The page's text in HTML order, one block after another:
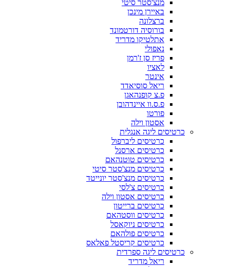
מנצ'סטר סיטי
באיירן מינכן
ברצלונה
בורוסיה דורטמונד
אתלטיקו מדריד
נאפולי
פריז סן ז'רמן
לאציו
אינטר
ריאל סוסיאדד
פ.צ קופנהאגן
פ.ס.וו איינדהובן
פורטו
אסטון וילה
כרטיסים ליגה אנגלית
כרטיסים ליברפול
כרטיסים ארסנל
כרטיסים טוטנהאם
כרטיסים מנצ'סטר סיטי
כרטיסים מנצ'סטר יונייטד
כרטיסים צ'לסי
כרטיסים אסטון וילה
כרטיסים ברייטון
כרטיסים ווסטהאם
כרטיסים ניוקאסל
כרטיסים פולהאם
כרטיסים קריסטל פאלאס
כרטיסים ליגה ספרדית
ריאל מדריד